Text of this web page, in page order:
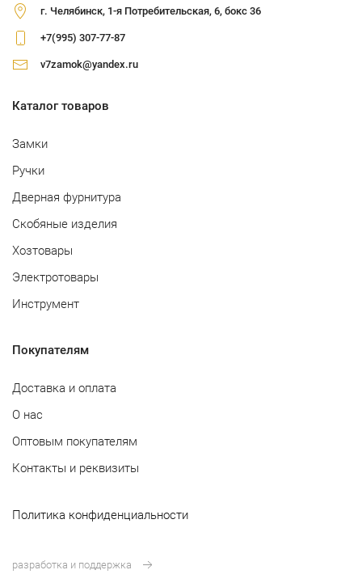
г. Челябинск, 1-я Потребительская, 6, бокс 36
+7(995) 307-77-87
v7zamok@yandex.ru
Каталог товаров
Замки
Ручки
Дверная фурнитура
Скобяные изделия
Хозтовары
Электротовары
Инструмент
Покупателям
Доставка и оплата
О нас
Оптовым покупателям
Контакты и реквизиты
Политика конфиденциальности
разработка и поддержка